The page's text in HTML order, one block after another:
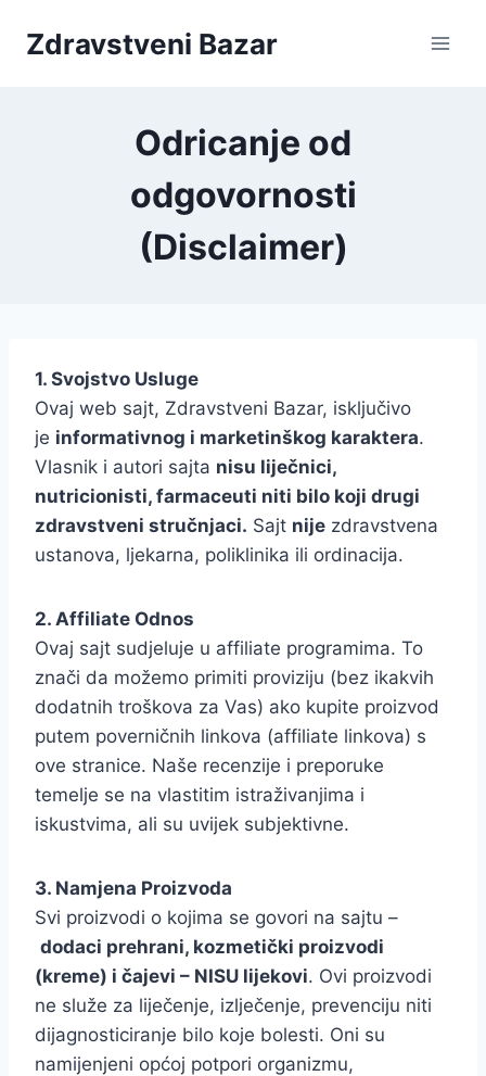
Zdravstveni Bazar
Odricanje od
odgovornosti
(Disclaimer)
1. Svojstvo Usluge
Ovaj web sajt, Zdravstveni Bazar, isključivo
je informativnog i marketinškog karaktera.
Vlasnik i autori sajta nisu liječnici,
nutricionisti, farmaceuti niti bilo koji drugi
zdravstveni stručnjaci. Sajt nije zdravstvena
ustanova, ljekarna, poliklinika ili ordinacija.
2. Affiliate Odnos
Ovaj sajt sudjeluje u affiliate programima. To
znači da možemo primiti proviziju (bez ikakvih
dodatnih troškova za Vas) ako kupite proizvod
putem poverničnih linkova (affiliate linkova) s
ove stranice. Naše recenzije i preporuke
temelje se na vlastitim istraživanjima i
iskustvima, ali su uvijek subjektivne.
3. Namjena Proizvoda
Svi proizvodi o kojima se govori na sajtu –
dodaci prehrani, kozmetički proizvodi
(kreme) i čajevi – NISU lijekovi. Ovi proizvodi
ne služe za liječenje, izlječenje, prevenciju niti
dijagnosticiranje bilo koje bolesti. Oni su
namijenjeni općoj potpori organizmu,